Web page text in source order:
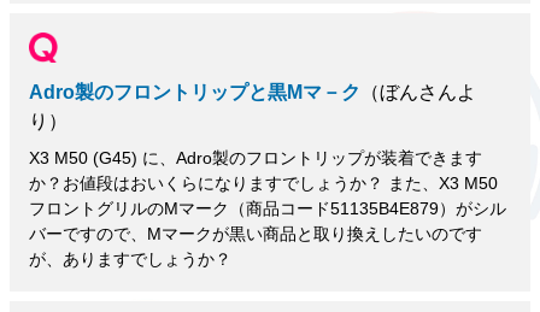
Adro製のフロントリップと黒Mマ－ク
（ぼんさんよ
り）
X3 M50 (G45) に、Adro製のフロントリップが装着できます
か？お値段はおいくらになりますでしょうか？ また、X3 M50
フロントグリルのMマーク（商品コード51135B4E879）がシル
バーですので、Mマークが黒い商品と取り換えしたいのです
が、ありますでしょうか？